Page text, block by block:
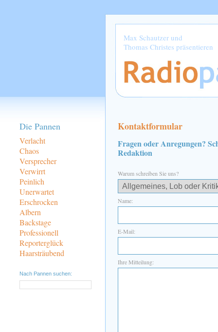
Die Pannen
Verlacht
Chaos
Versprecher
Verwirrt
Peinlich
Unerwartet
Erschrocken
Albern
Backstage
Professionell
Reporterglück
Haarsträubend
Nach Pannen suchen:
Max Schautzer und
Thomas Christes präsentieren
Kontaktformular
Fragen oder Anregungen?
Redaktion
Warum schreiben Sie uns?
Name:
E-Mail:
Ihre Mitteilung: